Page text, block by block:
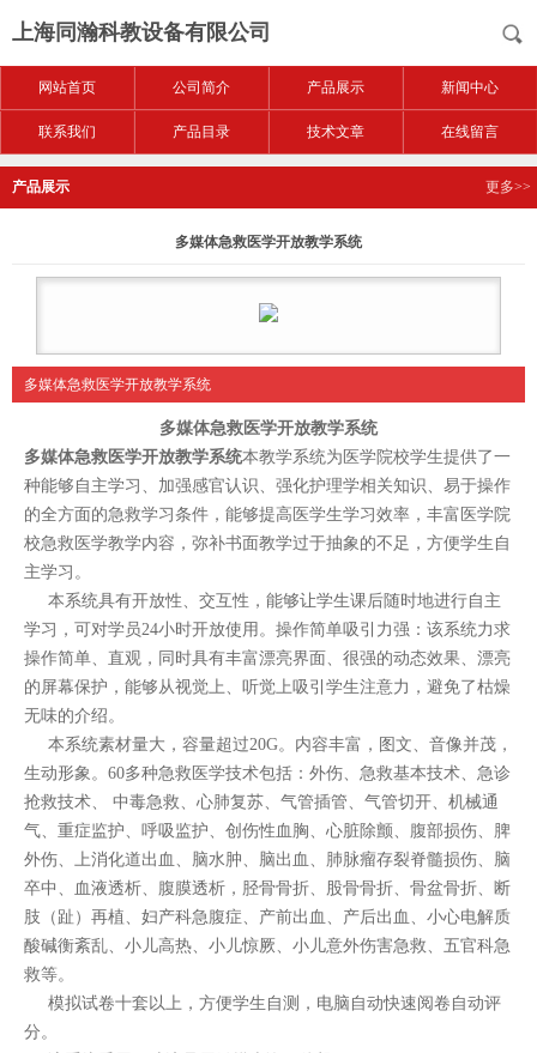
上海同瀚科教设备有限公司
网站首页 公司简介 产品展示 新闻中心
联系我们 产品目录 技术文章 在线留言
产品展示 更多>>
多媒体急救医学开放教学系统
多媒体急救医学开放教学系统
多媒体急救医学开放教学系统
多媒体急救医学开放教学系统本教学系统为医学院校学生提供了一
种能够自主学习、加强感官认识、强化护理学相关知识、易于操作
的全方面的急救学习条件，能够提高医学生学习效率，丰富医学院
校急救医学教学内容，弥补书面教学过于抽象的不足，方便学生自
主学习。
本系统具有开放性、交互性，能够让学生课后随时地进行自主
学习，可对学员24小时开放使用。操作简单吸引力强：该系统力求
操作简单、直观，同时具有丰富漂亮界面、很强的动态效果、漂亮
的屏幕保护，能够从视觉上、听觉上吸引学生注意力，避免了枯燥
无味的介绍。
本系统素材量大，容量超过20G。内容丰富，图文、音像并茂，
生动形象。60多种急救医学技术包括：外伤、急救基本技术、急诊
抢救技术、 中毒急救、心肺复苏、气管插管、气管切开、机械通
气、重症监护、呼吸监护、创伤性血胸、心脏除颤、腹部损伤、脾
外伤、上消化道出血、脑水肿、脑出血、肺脉瘤存裂脊髓损伤、脑
卒中、血液透析、腹膜透析，胫骨骨折、股骨骨折、骨盆骨折、断
肢（趾）再植、妇产科急腹症、产前出血、产后出血、小心电解质
酸碱衡紊乱、小儿高热、小儿惊厥、小儿意外伤害急救、五官科急
救等。
模拟试卷十套以上，方便学生自测，电脑自动快速阅卷自动评
分。